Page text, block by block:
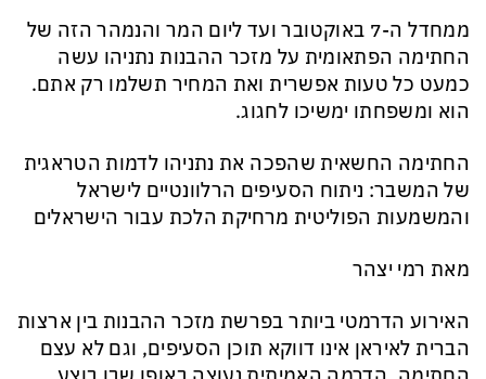
ממחדל ה-7 באוקטובר ועד ליום המר והנמהר הזה של
החתימה הפתאומית על מזכר ההבנות נתניהו עשה
כמעט כל טעות אפשרית ואת המחיר תשלמו רק אתם.
הוא ומשפחתו ימשיכו לחגוג.
החתימה החשאית שהפכה את נתניהו לדמות הטראגית
של המשבר: ניתוח הסעיפים הרלוונטיים לישראל
והמשמעות הפוליטית מרחיקת הלכת עבור הישראלים
מאת רמי יצהר
האירוע הדרמטי ביותר בפרשת מזכר ההבנות בין ארצות
הברית לאיראן אינו דווקא תוכן הסעיפים, וגם לא עצם